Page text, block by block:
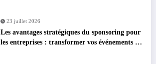
23 juillet 2026
Les avantages stratégiques du sponsoring pour
les entreprises : transformer vos événements en